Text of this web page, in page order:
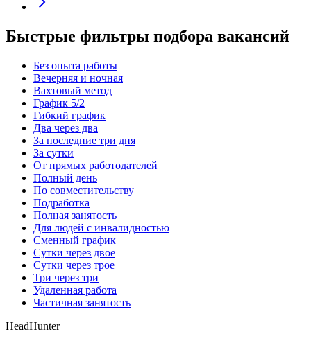
Быстрые фильтры подбора вакансий
Без опыта работы
Вечерняя и ночная
Вахтовый метод
График 5/2
Гибкий график
Два через два
За последние три дня
За сутки
От прямых работодателей
Полный день
По совместительству
Подработка
Полная занятость
Для людей с инвалидностью
Сменный график
Сутки через двое
Сутки через трое
Три через три
Удаленная работа
Частичная занятость
HeadHunter